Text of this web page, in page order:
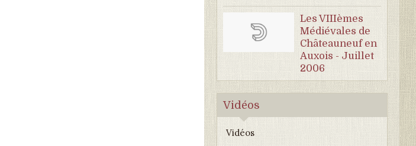
Les VIIIèmes
Médiévales de
Châteauneuf en
Auxois - Juillet
2006
Vidéos
Vidéos